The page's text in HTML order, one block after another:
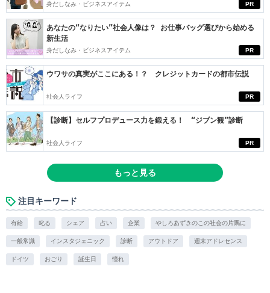
PR
身だしなみ・ビジネスアイテム
PR
あなたの“なりたい”社会人像は？ お仕事バッグ選びから始める
新生活
身だしなみ・ビジネスアイテム
PR
ウワサの真実がここにある！？ クレジットカードの都市伝説
社会人ライフ
PR
【診断】セルフプロデュース力を鍛える！ “ジブン観”診断
社会人ライフ
もっと見る
注目キーワード
有給 叱る シェア 占い 企業 やしろあずきのこの社会の片隅に
一般常識 インスタジェニック 診断 アウトドア 週末アドレセンス
ドイツ おごり 誕生日 憧れ